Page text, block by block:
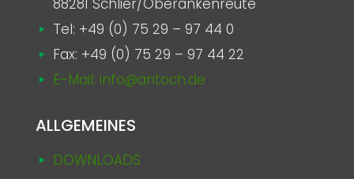
88281 Schlier/Oberankenreute
Tel: +49 (0) 75 29 – 97 44 0
Fax: +49 (0) 75 29 – 97 44 22
E-Mail: info@antoch.de
ALLGEMEINES
DOWNLOADS